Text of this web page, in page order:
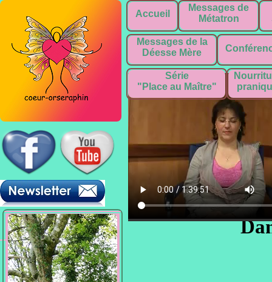
Accueil
Messages de
Métatron
Messages de la
Déesse Mère
Série
"Place au Maître"
lundi 12
Pour télécharger le fichier video